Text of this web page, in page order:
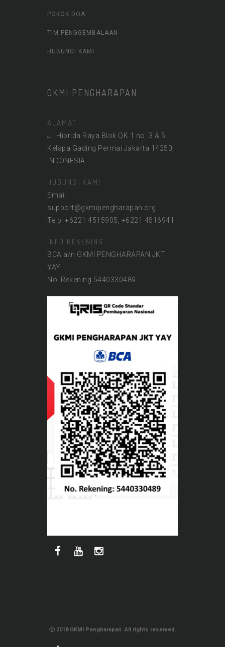
POKOK DOA
TIM PENGGEMBALAAN
HUBUNGI KAMI
GKMI PENGHARAPAN
ALAMAT
Jl. Hibrida Raya Blok QK 1 no. 3 & 5
Kelapa Gading Permai Jakarta 14250,
INDONESIA
HUBUNGI KAMI
Email:
support@gkmipengharapan.org
Telp: +6221 4515905, +6221 4516941
INFO REKENING
BCA a/n GKMI PENGHARAPAN JKT
YAY
No. Rekening 5440330489
ⓒ 2018 GKMI Pengharapan. All rights reserved.